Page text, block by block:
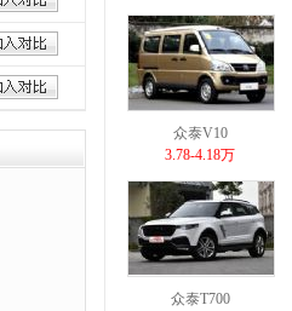
众泰V10
3.78-4.18万
众泰T700